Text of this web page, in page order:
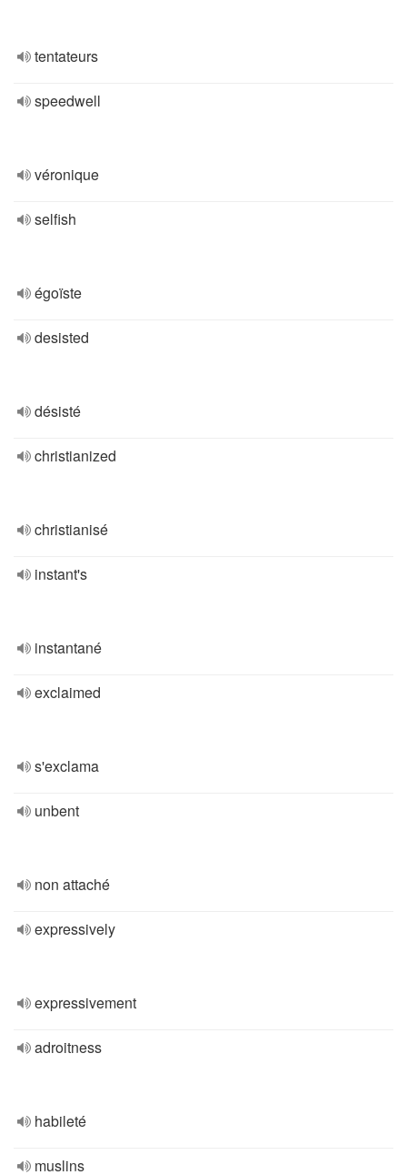
tentateurs
speedwell
véronique
selfish
égoïste
desisted
désisté
christianized
christianisé
instant's
instantané
exclaimed
s'exclama
unbent
non attaché
expressively
expressivement
adroitness
habileté
muslins